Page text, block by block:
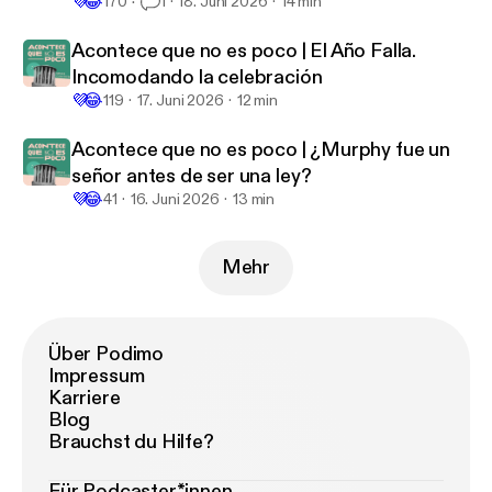
Acontece que no es poco | El Año Falla.
Incomodando la celebración
💜😂119 17. Juni 2026 12 min
Acontece que no es poco | ¿Murphy fue un
señor antes de ser una ley?
💜😂41 16. Juni 2026 13 min
Mehr
Über Podimo
Impressum
Karriere
Blog
Brauchst du Hilfe?